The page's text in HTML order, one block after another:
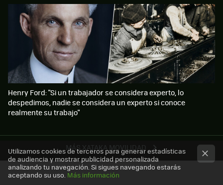
MÁS XATAKA MOVILIDAD
Henry Ford: "Si un trabajador se considera experto, lo
despedimos, nadie se considera un experto si conoce
realmente su trabajo"
Utilizamos cookies de terceros para generar estadísticas
de audiencia y mostrar publicidad personalizada
analizando tu navegación. Si sigues navegando estarás
aceptando su uso. Más información